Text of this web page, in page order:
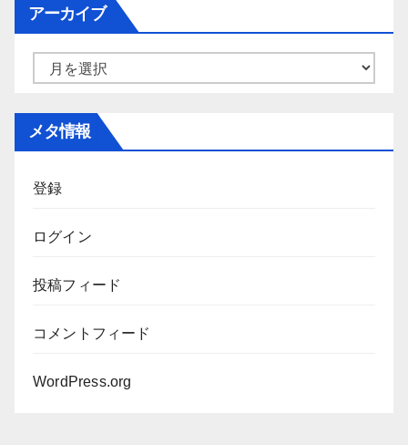
ー
アーカイブ
メタ情報
登録
ログイン
投稿フィード
コメントフィード
WordPress.org